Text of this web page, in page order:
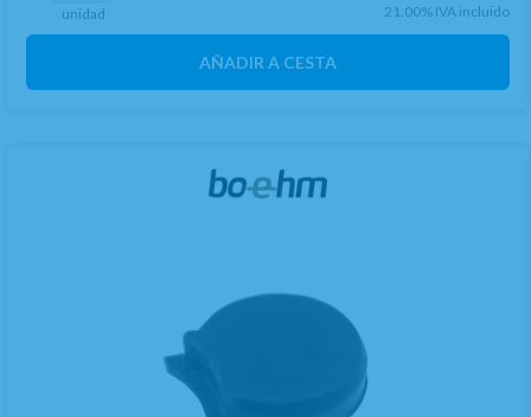
21.00% IVA incluido
unidad
AÑADIR A CESTA